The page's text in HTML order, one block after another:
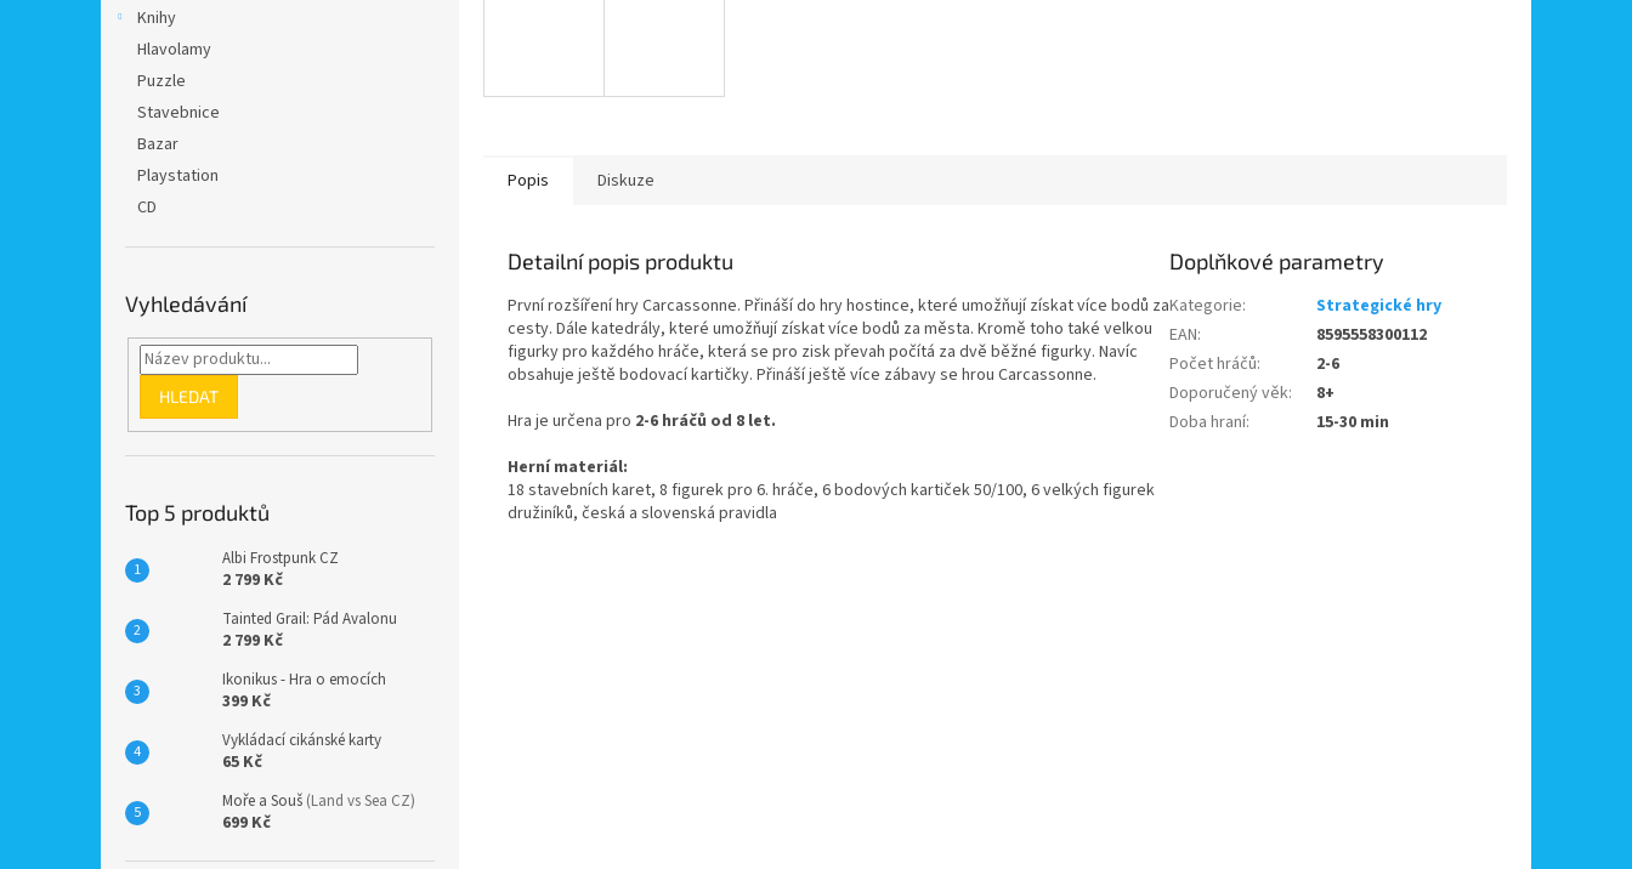
Knihy
Hlavolamy
Puzzle
Stavebnice
Bazar
Playstation
CD
Vyhledávání
HLEDAT
Top 5 produktů
Albi Frostpunk CZ
2 799 Kč
Tainted Grail: Pád Avalonu
2 799 Kč
Ikonikus - Hra o emocích
399 Kč
Vykládací cikánské karty
65 Kč
Moře a Souš (Land vs Sea CZ)
699 Kč
Popis Diskuze
Detailní popis produktu
První rozšíření hry Carcassonne. Přináší do hry hostince, které umožňují získat více bodů za
cesty. Dále katedrály, které umožňují získat více bodů za města. Kromě toho také velkou
figurky pro každého hráče, která se pro zisk převah počítá za dvě běžné figurky. Navíc
obsahuje ještě bodovací kartičky. Přináší ještě více zábavy se hrou Carcassonne.
Hra je určena pro 2-6 hráčů od 8 let.
Herní materiál:
18 stavebních karet, 8 figurek pro 6. hráče, 6 bodových kartiček 50/100, 6 velkých figurek
družiníků, česká a slovenská pravidla
Doplňkové parametry
Kategorie:
Strategické hry
EAN:
8595558300112
Počet hráčů:
2-6
Doporučený věk:
8+
Doba hraní: 15-30 min